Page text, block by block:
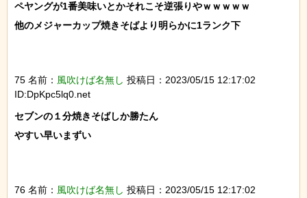
ペヤングが1番美味いとかそれこそ逆張りやｗｗｗｗｗ
他のメジャーカップ焼きそばより明らかに1ランク下
75 名前： 風吹けば名無し 投稿日：2023/05/15 12:17:02
ID:DpKpc5lq0.net
セブンの１分焼きそばしか勝たん
やすい早いまずい
76 名前： 風吹けば名無し 投稿日：2023/05/15 12:17:02